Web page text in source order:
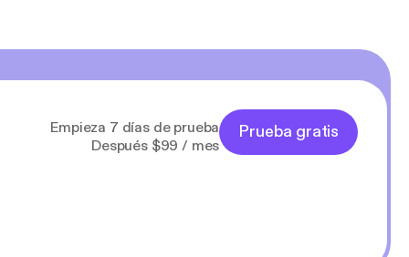
Empieza 7 días de prueba
Después $99 / mes
Prueba gratis